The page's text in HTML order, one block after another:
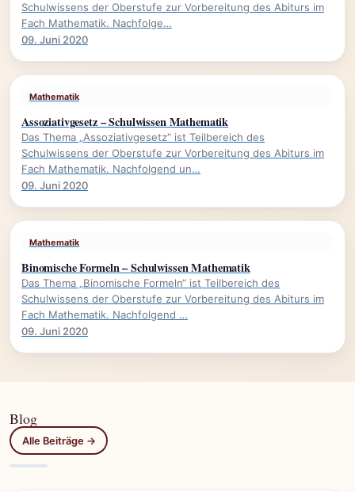
Schulwissens der Oberstufe zur Vorbereitung des Abiturs im
Fach Mathematik. Nachfolge…
09. Juni 2020
Mathematik
Assoziativgesetz – Schulwissen Mathematik
Das Thema „Assoziativgesetz“ ist Teilbereich des
Schulwissens der Oberstufe zur Vorbereitung des Abiturs im
Fach Mathematik. Nachfolgend un…
09. Juni 2020
Mathematik
Binomische Formeln – Schulwissen Mathematik
Das Thema „Binomische Formeln“ ist Teilbereich des
Schulwissens der Oberstufe zur Vorbereitung des Abiturs im
Fach Mathematik. Nachfolgend …
09. Juni 2020
Blog
Alle Beiträge →